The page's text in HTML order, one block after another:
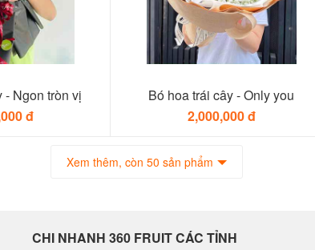
- Ngon tròn vị
đ
Bó hoa trái cây - Only you
2,000,000 đ
Xem thêm, còn 50 sản phẩm
CHI NHANH 360 FRUIT CÁC TỈNH